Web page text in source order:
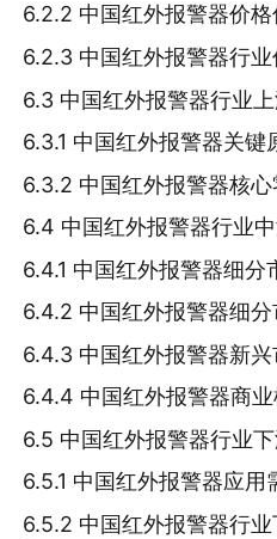
6.2.2 中国红外报警器价
6.2.3 中国红外报警器行
6.3 中国红外报警器行业
6.3.1 中国红外报警器关键
6.3.2 中国红外报警器核
6.4 中国红外报警器行业
6.4.1 中国红外报警器细分
6.4.2 中国红外报警器细
6.4.3 中国红外报警器新
6.4.4 中国红外报警器商
6.5 中国红外报警器行业
6.5.1 中国红外报警器应
6.5.2 中国红外报警器行